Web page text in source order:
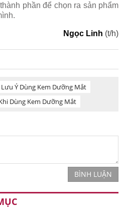
phần để chọn ra sản phẩm
Ngọc Linh (t/h)
Lưu Ý Dùng Kem Dưỡng Mắt
Dùng Kem Dưỡng Mắt
BÌNH LUẬN